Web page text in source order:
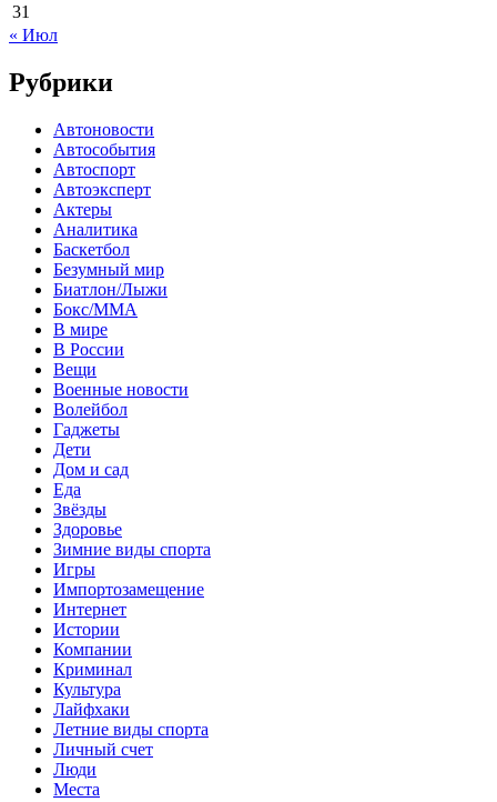
31
« Июл
Рубрики
Автоновости
Автособытия
Автоспорт
Автоэксперт
Актеры
Аналитика
Баскетбол
Безумный мир
Биатлон/Лыжи
Бокс/MMA
В мире
В России
Вещи
Военные новости
Волейбол
Гаджеты
Дети
Дом и сад
Еда
Звёзды
Здоровье
Зимние виды спорта
Игры
Импортозамещение
Интернет
Истории
Компании
Криминал
Культура
Лайфхаки
Летние виды спорта
Личный счет
Люди
Места